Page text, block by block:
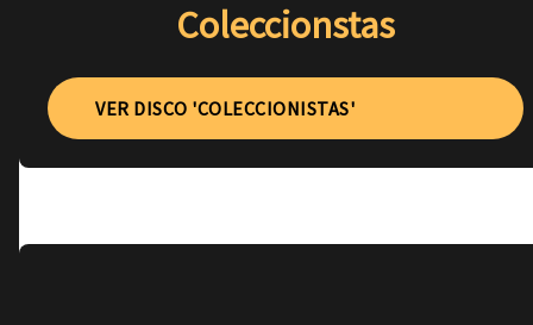
Coleccionstas
VER DISCO 'COLECCIONISTAS'